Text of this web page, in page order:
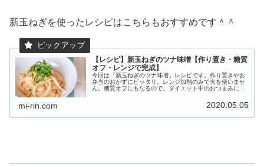
新玉ねぎを使ったレシピはこちらもおすすめです＾＾
【レシピ】新玉ねぎのツナ味噌【作り置き・糖質
オフ・レンジで完成】
今回は「新玉ねぎのツナ味噌」レシピです。作り置きやお
弁当のおかずにピッタリ。レンジ加熱のみで火を使いませ
ん。糖質オフにもなるので、ダイエット中のおつまみに
mi-rin.com 2020.05.05